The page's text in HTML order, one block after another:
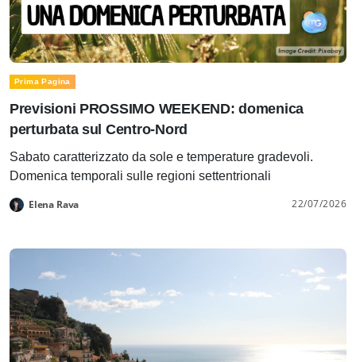
Prima Pagina
Previsioni PROSSIMO WEEKEND: domenica
perturbata sul Centro-Nord
Sabato caratterizzato da sole e temperature gradevoli.
Domenica temporali sulle regioni settentrionali
Elena Rava 22/07/2026